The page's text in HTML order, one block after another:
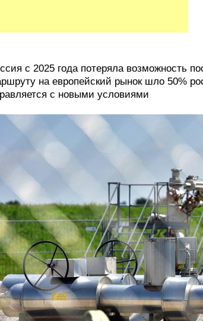
с 2025 года потеряла возможность
на европейский рынок шло 50%
с новыми условиями